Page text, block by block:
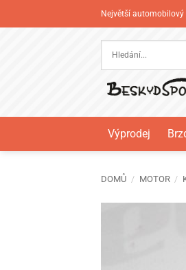
na
Největší automobilový
Výprodej
DOMŮ / MOTOR /